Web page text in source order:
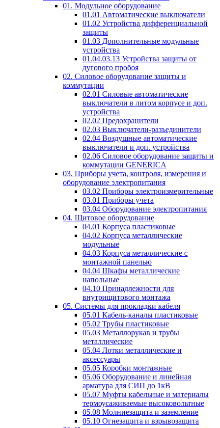
01. Модульное оборудование
01.01 Автоматические выключатели
01.02 Устройства дифференциальной
защиты
01.03 Дополнительные модульные
устройства
01.04.03.13 Устройства защиты от
дугового пробоя
02. Силовое оборудование защиты и
коммутации
02.01 Силовые автоматические
выключатели в литом корпусе и доп.
устройства
02.02 Предохранители
02.03 Выключатели-разъединители
02.04 Воздушные автоматические
выключатели и доп. устройства
02.06 Силовое оборудование защиты и
коммутации GENERICA
03. Приборы учета, контроля, измерения и
оборудование электропитания
03.02 Приборы электроизмерительные
03.01 Приборы учета
03.04 Оборудование электропитания
04. Щитовое оборудование
04.01 Корпуса пластиковые
04.02 Корпуса металлические
модульные
04.03 Корпуса металлические с
монтажной панелью
04.04 Шкафы металлические
напольные
04.10 Принадлежности для
внутрищитового монтажа
05. Системы для прокладки кабеля
05.01 Кабель-каналы пластиковые
05.02 Трубы пластиковые
05.03 Металлорукав и трубы
металлические
05.04 Лотки металлические и
аксессуары
05.05 Коробки монтажные
05.06 Оборудование и линейная
арматура для СИП до 1кВ
05.07 Муфты кабельные и материалы
термоусаживаемые высоковольтные
05.08 Молниезащита и заземление
05.10 Огнезащита и взрывозащита